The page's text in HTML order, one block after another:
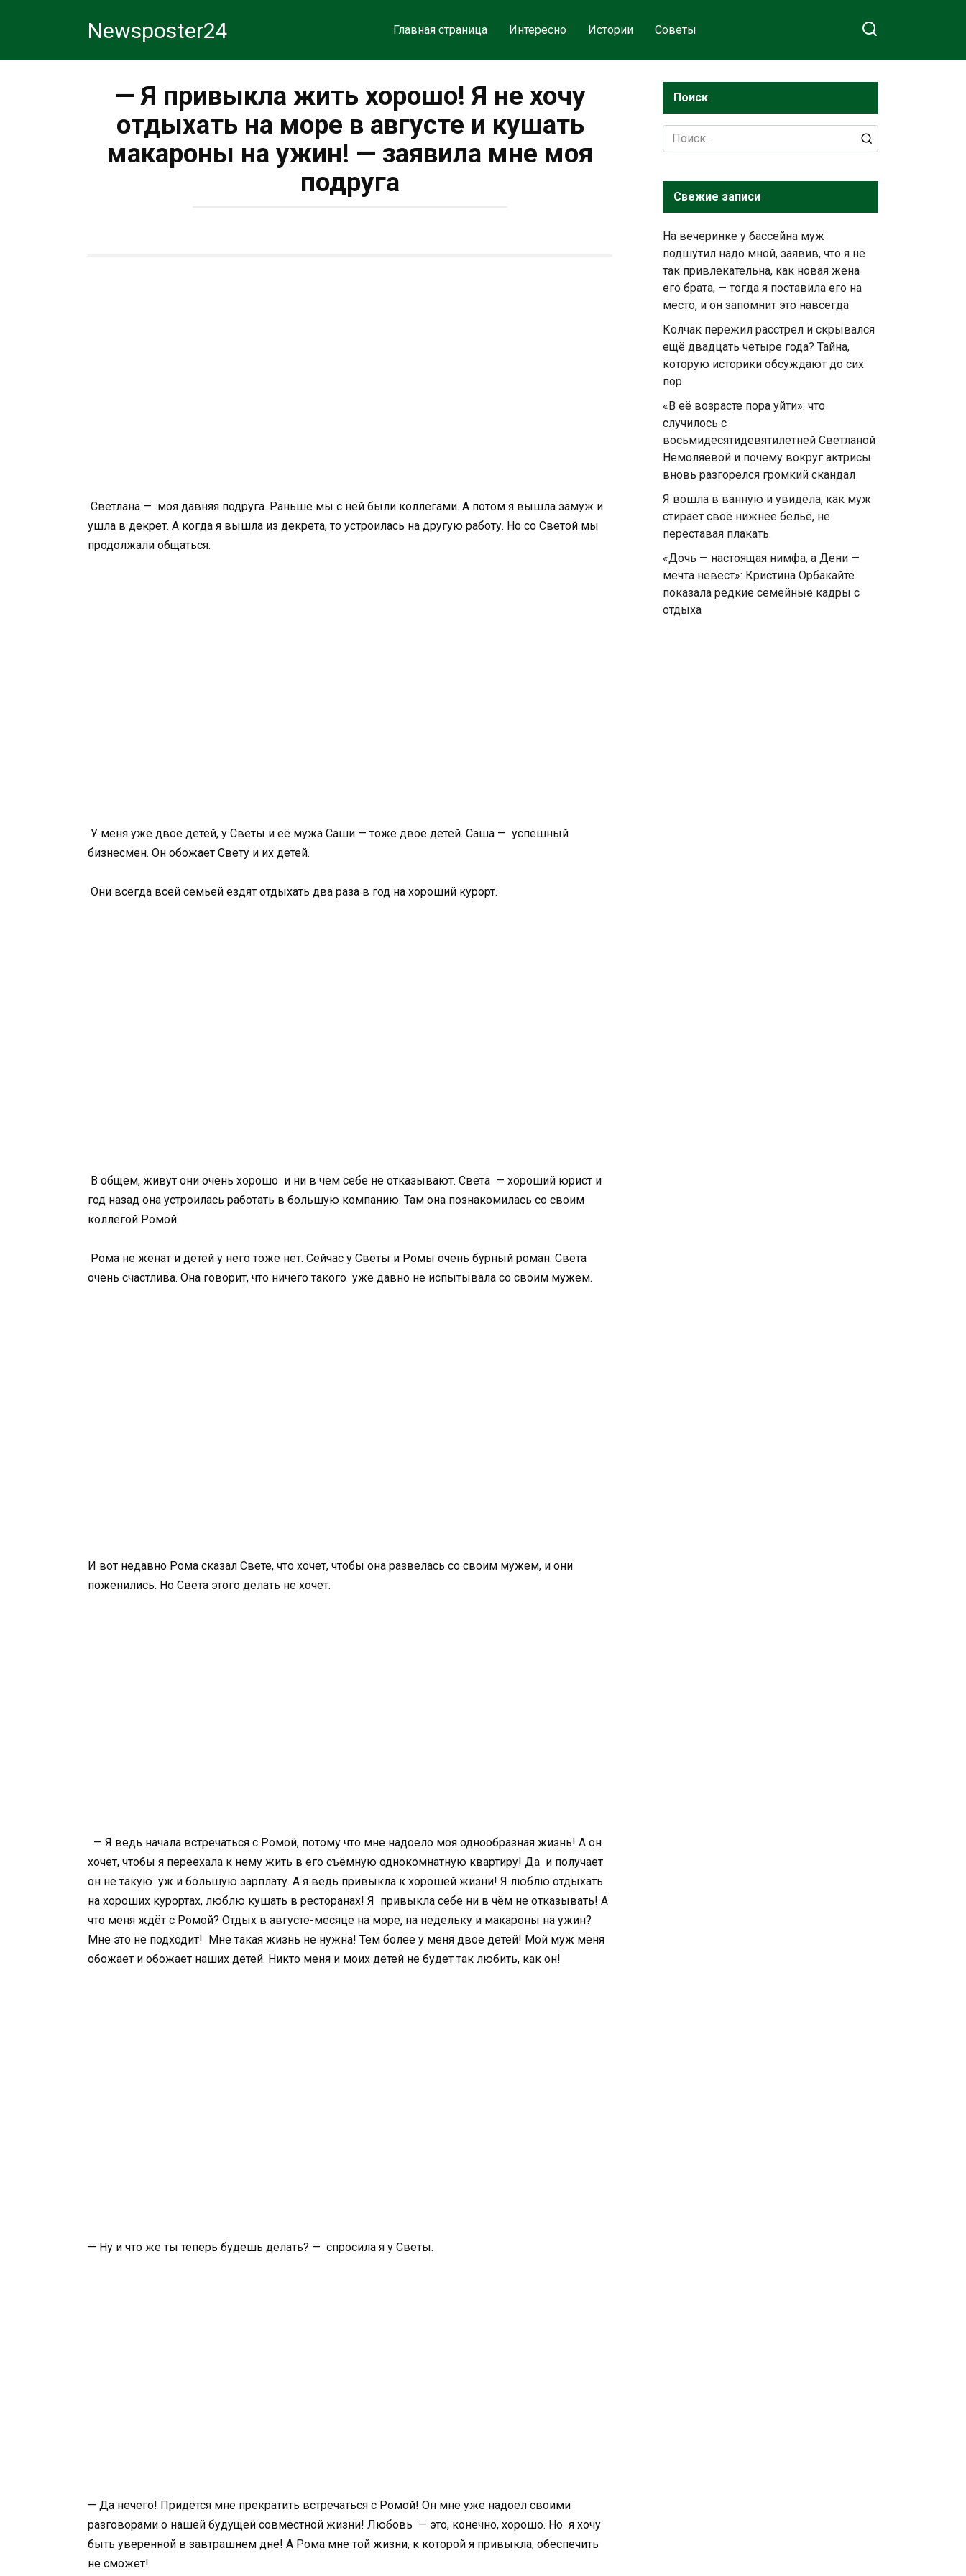
Newsposter24 Главная страница Интересно Истории Советы
— Я привыкла жить хорошо! Я не хочу
отдыхать на море в августе и кушать
макароны на ужин! — заявила мне моя
подруга
Светлана — моя давняя подруга. Раньше мы с ней были коллегами. А потом я вышла замуж и
ушла в декрет. А когда я вышла из декрета, то устроилась на другую работу. Но со Светой мы
продолжали общаться.
У меня уже двое детей, у Светы и её мужа Саши — тоже двое детей. Саша — успешный
бизнесмен. Он обожает Свету и их детей.
Они всегда всей семьей ездят отдыхать два раза в год на хороший курорт.
В общем, живут они очень хорошо и ни в чем себе не отказывают. Света — хороший юрист и
год назад она устроилась работать в большую компанию. Там она познакомилась со своим
коллегой Ромой.
Рома не женат и детей у него тоже нет. Сейчас у Светы и Ромы очень бурный роман. Света
очень счастлива. Она говорит, что ничего такого уже давно не испытывала со своим мужем.
И вот недавно Рома сказал Свете, что хочет, чтобы она развелась со своим мужем, и они
поженились. Но Света этого делать не хочет.
— Я ведь начала встречаться с Ромой, потому что мне надоело моя однообразная жизнь! А он
хочет, чтобы я переехала к нему жить в его съёмную однокомнатную квартиру! Да и получает
он не такую уж и большую зарплату. А я ведь привыкла к хорошей жизни! Я люблю отдыхать
на хороших курортах, люблю кушать в ресторанах! Я привыкла себе ни в чём не отказывать! А
что меня ждёт с Ромой? Отдых в августе-месяце на море, на недельку и макароны на ужин?
Мне это не подходит! Мне такая жизнь не нужна! Тем более у меня двое детей! Мой муж меня
обожает и обожает наших детей. Никто меня и моих детей не будет так любить, как он!
— Ну и что же ты теперь будешь делать? — спросила я у Светы.
— Да нечего! Придётся мне прекратить встречаться с Ромой! Он мне уже надоел своими
разговорами о нашей будущей совместной жизни! Любовь — это, конечно, хорошо. Но я хочу
быть уверенной в завтрашнем дне! А Рома мне той жизни, к которой я привыкла, обеспечить
не сможет!
Поиск
Search
for:
Свежие записи
На вечеринке у бассейна муж
подшутил надо мной, заявив, что я не
так привлекательна, как новая жена
его брата, — тогда я поставила его на
место, и он запомнит это навсегда
Колчак пережил расстрел и скрывался
ещё двадцать четыре года? Тайна,
которую историки обсуждают до сих
пор
«В её возрасте пора уйти»: что
случилось с
восьмидесятидевятилетней Светланой
Немоляевой и почему вокруг актрисы
вновь разгорелся громкий скандал
Я вошла в ванную и увидела, как муж
стирает своё нижнее бельё, не
переставая плакать.
«Дочь — настоящая нимфа, а Дени —
мечта невест»: Кристина Орбакайте
показала редкие семейные кадры с
отдыха